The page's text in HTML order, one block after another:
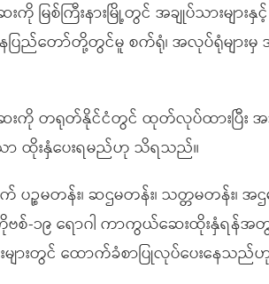
မြစ်ကြီးနားမြို့တွင် အချုပ်သားများနှ
နေပြည်တော်တို့တွင်မူ စက်ရုံ၊ အလုပ်ရုံမျာ
ဆေးကို တရုတ်နိုင်ငံတွင် ထုတ်လုပ်ထားပြီ
ထိုးနှံပေးရမည်ဟု သိရသည်။
မတန်း၊ ဆဌမတန်း၊ သတ္တမတန်း၊ အဌ
ကိုဗစ်-၁၉ ရောဂါ ကာကွယ်ဆေးထိုးနှံရ
းတွင် ထောက်ခံစာပြုလုပ်ပေးနေသည်ဟု က